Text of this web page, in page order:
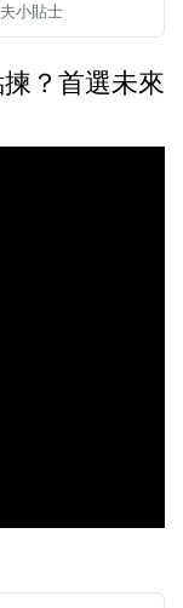
小貼士
揀？首選未來